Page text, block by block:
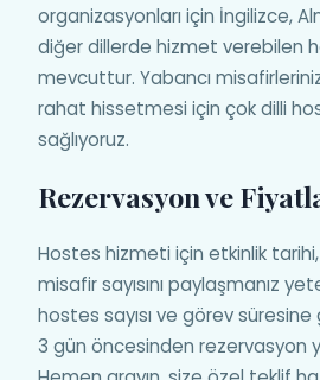
organizasyonları için İngilizce,
diğer dillerde hizmet verebilen
mevcuttur. Yabancı
rahat hissetmesi için çok dilli
sağlıyoruz.
Rezervasyon ve
Hostes hizmeti için etkinlik
misafir sayısını paylaşmanız
hostes sayısı ve görev süresine
3 gün öncesinden rezervasyon